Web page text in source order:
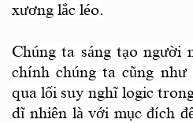
xương lắc léo.
Chúng ta sáng tạo người
chính chúng ta cũng như
qua lối suy nghĩ logic
dĩ nhiên là với mục đích